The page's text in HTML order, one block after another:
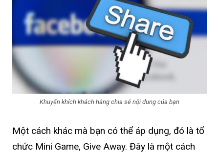
Khuyến khích khách hàng chia sẻ nội dung của bạn
Một cách khác mà bạn có thể áp dụng, đó là tổ
chức Mini Game, Give Away. Đây là một cách